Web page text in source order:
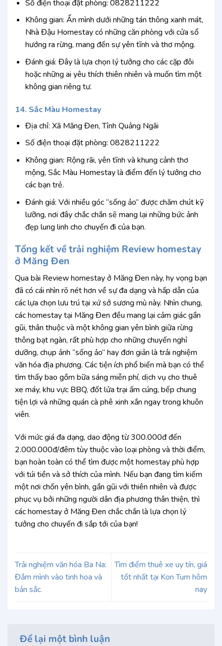
Số điện thoại đặt phòng: 0828211222
Không gian: Ẩn mình dưới những tán thông xanh mát,
Nhà Đậu Homestay có những căn phòng với cửa sổ
hướng ra rừng, mang đến sự yên tĩnh và thơ mộng.
Đánh giá: Đây là lựa chọn lý tưởng cho các cặp đôi
hoặc những ai yêu thích thiên nhiên và muốn tìm một
không gian riêng tư.
14. Sắc Màu Homestay
Địa chỉ: Xã Măng Đen, Tỉnh Quảng Ngãi
Số điện thoại đặt phòng: 0828211222
Không gian: Rộng rãi, yên tĩnh và khung cảnh thơ
mộng, Sắc Màu Homestay là điểm đến lý tưởng cho
các bạn trẻ.
Đánh giá: Với nhiều góc “sống ảo” được chăm chút kỹ
lưỡng, nơi đây chắc chắn sẽ mang lại những bức ảnh
đẹp lung linh cho chuyến đi của bạn.
Tổng kết về trải nghiệm Review homestay
ở Măng Đen
Qua bài Review homestay ở Măng Đen này, hy vọng bạn
đã có cái nhìn rõ nét hơn về sự đa dạng và hấp dẫn của
các lựa chọn lưu trú tại xứ sở sương mù này. Nhìn chung,
các homestay tại Măng Đen đều mang lại cảm giác gần
gũi, thân thuộc và một không gian yên bình giữa rừng
thông bạt ngàn, rất phù hợp cho những chuyến nghỉ
dưỡng, chụp ảnh “sống ảo” hay đơn giản là trải nghiệm
văn hóa địa phương. Các tiện ích phổ biến mà bạn có thể
tìm thấy bao gồm bữa sáng miễn phí, dịch vụ cho thuê
xe máy, khu vực BBQ, đốt lửa trại ấm cúng, bếp chung
tiện lợi và những quán cà phê xinh xắn ngay trong khuôn
viên.
Với mức giá đa dạng, dao động từ 300.000đ đến
2.000.000đ/đêm tùy thuộc vào loại phòng và thời điểm,
bạn hoàn toàn có thể tìm được một homestay phù hợp
với túi tiền và sở thích của mình. Nếu bạn đang tìm kiếm
một nơi chốn yên bình, gần gũi với thiên nhiên và được
phục vụ bởi những người dân địa phương thân thiện, thì
các homestay ở Măng Đen chắc chắn là lựa chọn lý
tưởng cho chuyến đi sắp tới của bạn!
Trải nghiệm văn hóa Ba Na:
Đắm mình vào tinh hoa và
bản sắc.
Tìm điểm thuê xe uy tín, giá
tốt nhất tại Kon Tum hôm
nay
Để lại một bình luận